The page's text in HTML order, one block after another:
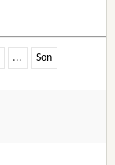
... Son